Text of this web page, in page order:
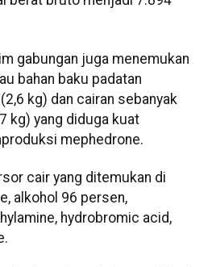
gabungan juga menemukan
bahan baku padatan
kg) dan cairan sebanyak
kg) yang diduga kuat
mephedrone.
cair yang ditemukan di
alkohol 96 persen,
hydrobromic acid,